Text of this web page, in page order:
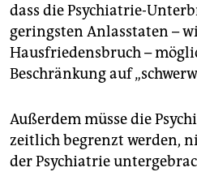
dass die Psychiatrie-
geringsten Anlasstaten –
Hausfriedensbruch –
Beschränkung auf
Außerdem müsse die
zeitlich begrenzt werden,
der Psychiatrie